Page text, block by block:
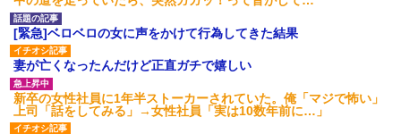
[緊急]ベロベロの女に声をかけて行為してきた結果
妻が亡くなったんだけど正直ガチで嬉しい
新卒の女性社員に1年半ストーカーされていた。俺「マジで怖い」
上司「話をしてみる」→女性社員「実は10数年前に…」